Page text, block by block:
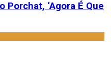
Porchat, ‘Agora É Que